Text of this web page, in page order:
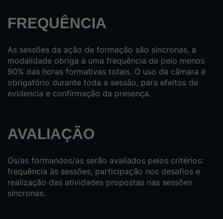
FREQUÊNCIA
As sessões da ação de formação são síncronas, a
modalidade obriga a uma frequência de pelo menos
90% das horas formativas totais. O uso da câmara é
obrigatório durante toda a sessão, para efeitos de
evidencia e confirmação da presença.
AVALIAÇÃO
Os/as formandos/as serão avaliados pelos critérios:
frequência às sessões, participação nos desafios e
realização das atividades propostas nas sessões
síncronas.